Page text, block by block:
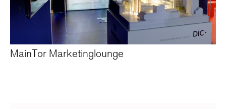
MainTor Marketinglounge